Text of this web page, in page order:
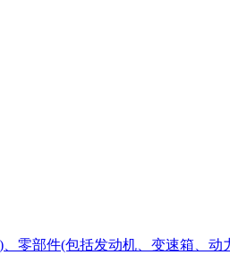
零部件(包括发动机、变速箱、